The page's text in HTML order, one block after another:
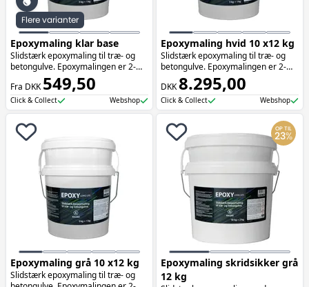
Flere varianter
Epoxymaling klar base
Slidstærk epoxymaling til træ- og
betongulve. Epoxymalingen er 2-
komponent og vandbaseret. Den
klare base kan tones i din ønskede
farve.
Fra DKK549,50
Click & Collect Webshop
Epoxymaling hvid 10 x12 kg
Slidstærk epoxymaling til træ- og
betongulve. Epoxymalingen er 2-
komponent og vandbaseret. Farve:
RAL 9010
DKK8.295,00
Click & Collect Webshop
Epoxymaling grå 10 x12 kg
Slidstærk epoxymaling til træ- og
OP TIL
23%
Epoxymaling skridsikker grå
12 kg